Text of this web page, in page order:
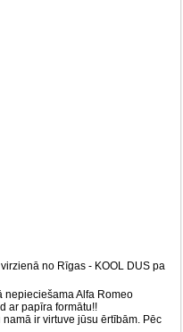
no Rīgas - KOOL DUS pa
nepieciešama Alfa Romeo
ar papīra formātu!!
ir virtuve jūsu ērtībām. Pēc